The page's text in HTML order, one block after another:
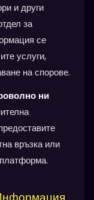
и други
за
се
услуги,
на спорове.
ни
връзка или